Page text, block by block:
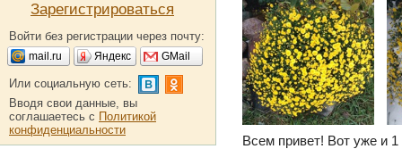
Всем привет! Вот уже и
Зарегистрироваться
Войти без регистрации через почту:
mail.ru Яндекс GMail
Или социальную сеть:
Вводя свои данные, вы
соглашаетесь с Политикой
конфиденциальности